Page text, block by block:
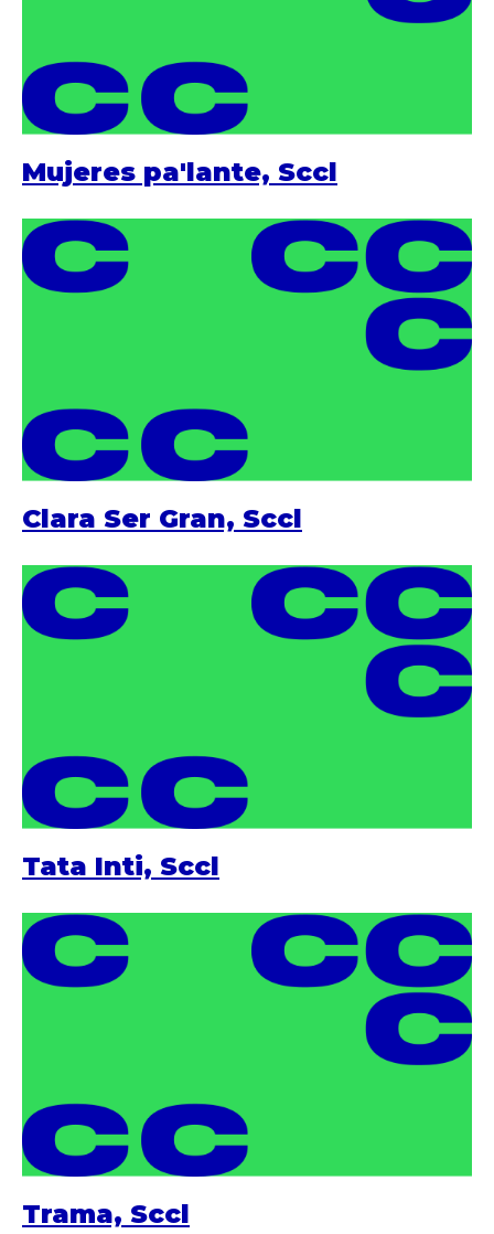
Mujeres pa'lante, Sccl
Clara Ser Gran, Sccl
Tata Inti, Sccl
Trama, Sccl